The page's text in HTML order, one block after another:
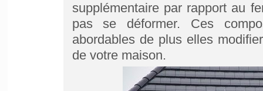
supplémentaire par rapport au
pas se déformer. Ces
abordables de plus elles
de votre maison.